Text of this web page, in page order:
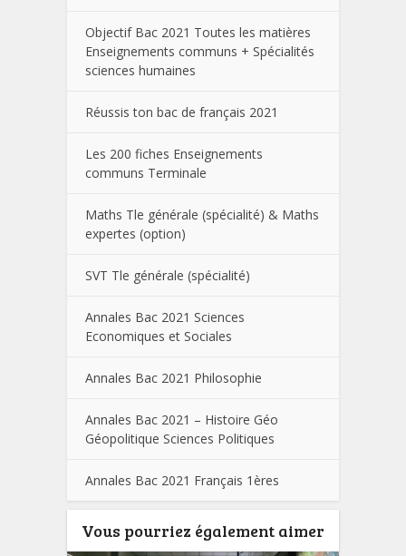
Objectif Bac 2021 Toutes les matières
Enseignements communs + Spécialités
sciences humaines
Réussis ton bac de français 2021
Les 200 fiches Enseignements
communs Terminale
Maths Tle générale (spécialité) & Maths
expertes (option)
SVT Tle générale (spécialité)
Annales Bac 2021 Sciences
Economiques et Sociales
Annales Bac 2021 Philosophie
Annales Bac 2021 – Histoire Géo
Géopolitique Sciences Politiques
Annales Bac 2021 Français 1ères
Vous pourriez également aimer